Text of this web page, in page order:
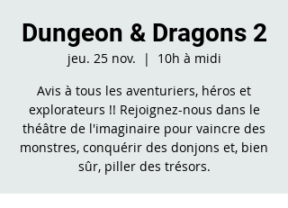
Dungeon & Dragons 2
jeu. 25 nov.
  |
10h à midi
Avis à tous les aventuriers, héros et
explorateurs !! Rejoignez-nous dans le
théâtre de l'imaginaire pour vaincre des
monstres, conquérir des donjons et, bien
sûr, piller des trésors.